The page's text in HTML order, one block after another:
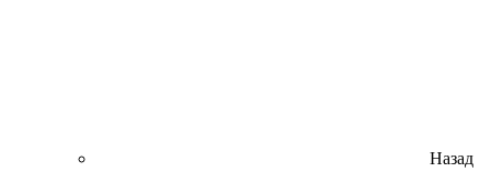
Назад